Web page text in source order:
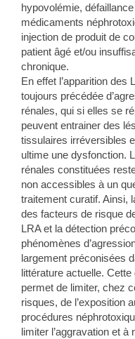
hypovolémie,
médicaments
injection de produit de
patient âgé et/ou
chronique.
En effet l’apparition des
toujours précédée
rénales, qui si elles se
peuvent entrainer des
tissulaires irréversibles
ultime une dysfonction.
rénales constituées
non accessibles à un
traitement curatif. Ainsi,
des facteurs de risque
LRA et la détection
phénomènes
largement préconisées
littérature actuelle. Cette
permet de limiter, chez
risques, de l’exposition
procédures
limiter l’aggravation et à